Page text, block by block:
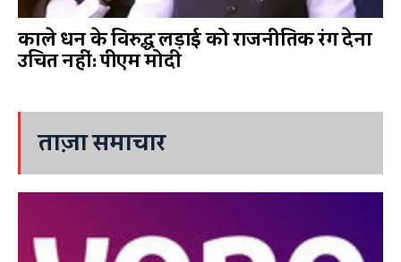
काले धन के विरुद्ध लड़ाई को राजनीतिक रंग देना
उचित नहीं: पीएम मोदी
ताज़ा समाचार